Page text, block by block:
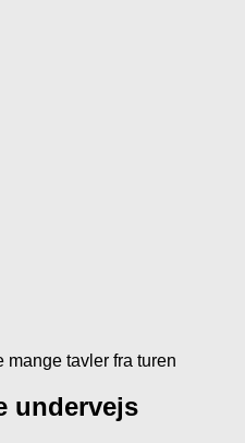
mange tavler fra turen
undervejs